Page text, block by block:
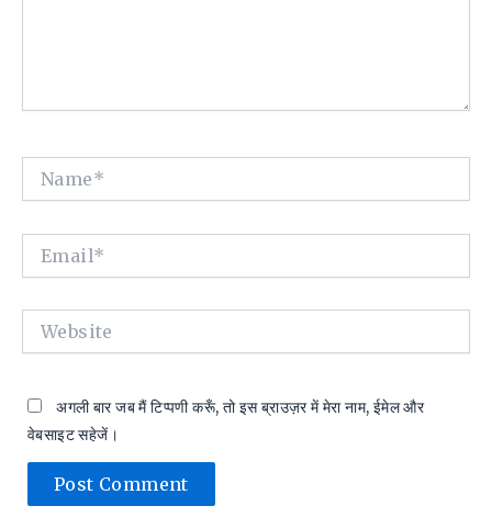
Website
अगली बार जब मैं टिप्पणी करूँ, तो इस ब्राउज़र में मेरा नाम, ईमेल और
वेबसाइट सहेजें।